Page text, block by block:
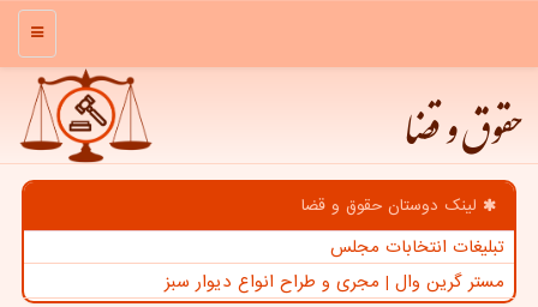
منو
حقوق و قضا
لینک دوستان حقوق و قضا
تبلیغات انتخابات مجلس
مستر گرین وال | مجری و طراح انواع دیوار سبز